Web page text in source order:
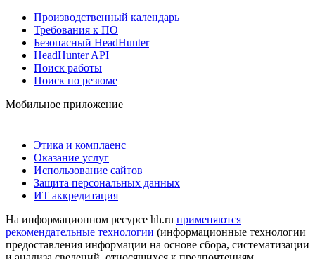
Производственный календарь
Требования к ПО
Безопасный HeadHunter
HeadHunter API
Поиск работы
Поиск по резюме
Мобильное приложение
Этика и комплаенс
Оказание услуг
Использование сайтов
Защита персональных данных
ИТ аккредитация
На информационном ресурсе hh.ru применяются
рекомендательные технологии (информационные технологии
предоставления информации на основе сбора, систематизации